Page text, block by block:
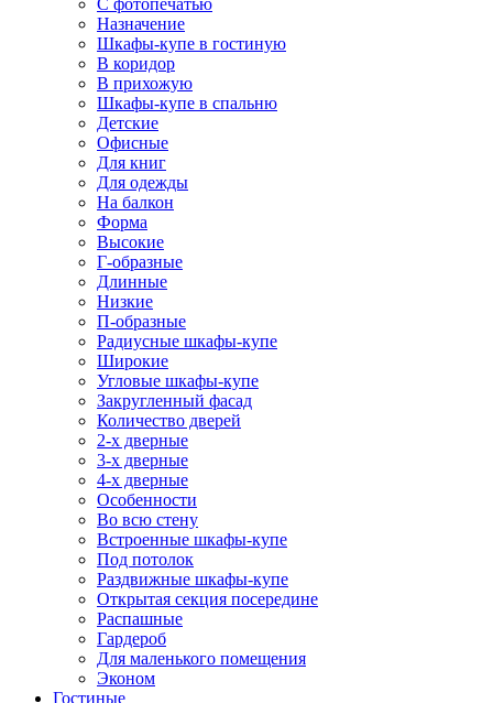
С фотопечатью
Назначение
Шкафы-купе в гостиную
В коридор
В прихожую
Шкафы-купе в спальню
Детские
Офисные
Для книг
Для одежды
На балкон
Форма
Высокие
Г-образные
Длинные
Низкие
П-образные
Радиусные шкафы-купе
Широкие
Угловые шкафы-купе
Закругленный фасад
Количество дверей
2-х дверные
3-х дверные
4-х дверные
Особенности
Во всю стену
Встроенные шкафы-купе
Под потолок
Раздвижные шкафы-купе
Открытая секция посередине
Распашные
Гардероб
Для маленького помещения
Эконом
Гостиные